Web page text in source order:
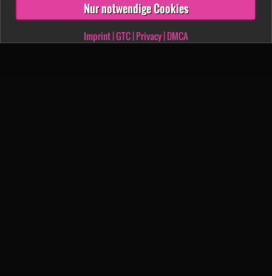
Nur notwendige Cookies
Imprint|GTC|Privacy|DMCA